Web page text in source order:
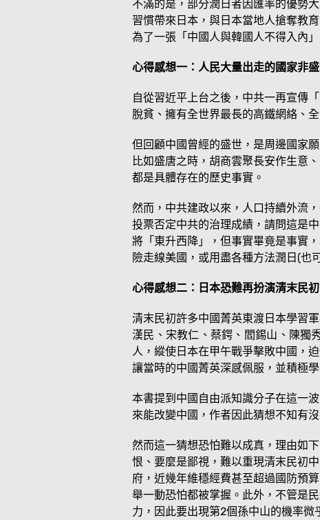
不滿的是，部分潤日者因匯率的優勢
習慣帶來日本，與日本當地人搶奪教
為了一張「中國人與韓國人不得入內
心得感想一：人民大量出走的國家非
自從習近平上台之後，中共一再宣傳
脫貧、擁有全世界最長的高鐵網絡、
但回顧中國曾經的盛世，是周邊國家
比如盛唐之時，胡商雲聚長安作生意
都是具體存在的歷史事實。
然而，中共建政以來，人口持續外流
投票否定中共的治理成績，請問這是
將「東升西降」，但事實畢竟是事實
險走線美國，或用盡各種方法潤日(也
心得感想二：日本恐難再扮演清末民
清末民初許多中國菁英東渡日本學習
漢民、宋教仁、蔡鍔、閻錫山、陳獨
人，縱使日本在甲午戰爭擊敗中國，
讓當時的中國菁英深感佩服，並積極學
本書提到中國自由派知識分子在這一
來能改變中國，作者因此猜想不知有
然而這一猜想恐怕難以成真，理由如
恨、要麼是鄙視，難以重現清末民初
府，近幾年維穩經費甚至超過國防預
舉一動恐怕都被掌握。此外，不管是
力，因此要出現第2個孫中山的機率微